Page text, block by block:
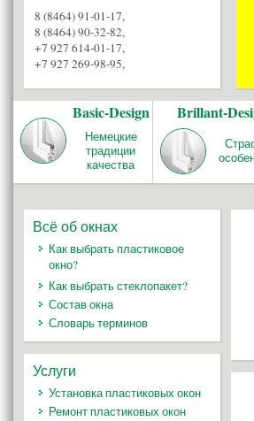
8 (8464) 91-01-17,
8 (8464) 90-32-82,
+7 927 614-01-17,
+7 927 269-98-95,
Basic-Design
Немецкие
традиции
качества
Brillant-
Всё об окнах
Как выбрать пластиковое
окно?
Как выбрать стеклопакет?
Состав окна
Словарь терминов
Услуги
Установка пластиковых окон
Ремонт пластиковых окон